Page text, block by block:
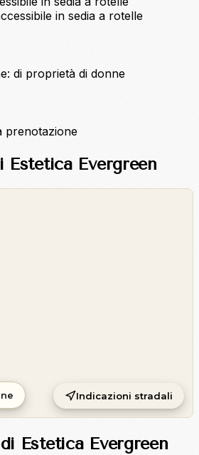
in sedia a rotelle
di proprietà di donne
prenotazione
Estetica Evergreen
Indicazioni stradali
Estetica Evergreen